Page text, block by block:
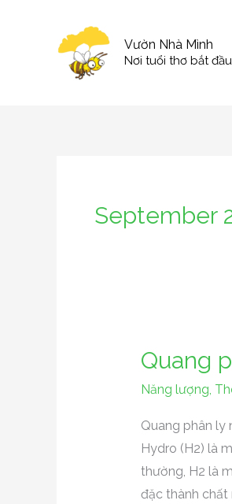
Vườn Nhà Mình
Nơi tuổi thơ bắt đầu
September
Quang
Năng lượng,
Quang phân ly
Hydro (H2) là
thường, H2 là
đặc thành chất
Quang
nước
và
Năng
lượng